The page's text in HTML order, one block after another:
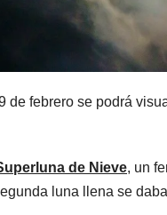
de febrero se podrá
de Nieve, un
luna llena se